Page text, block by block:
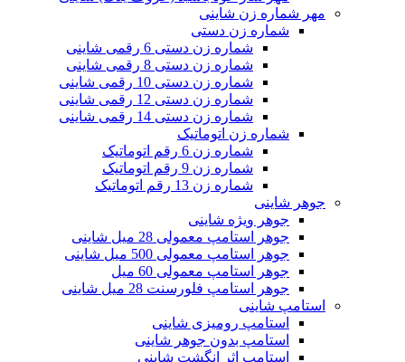
مهر شماره زن شاینی
شماره زن دستی
شماره زن دستی 6 رقمی شاینی
شماره زن دستی 8 رقمی شاینی
شماره زن دستی 10 رقمی شاینی
شماره زن دستی 12 رقمی شاینی
شماره زن دستی 14 رقمی شاینی
شماره زن اتوماتیک
شماره زن 6 رقم اتوماتیک
شماره زن 9 رقم اتوماتیک
شماره زن 13 رقم اتوماتیک
جوهر شاینی
جوهر ویژه شاینی
جوهر استامپ معمولی 28 میل شاینی
جوهر استامپ معمولی 500 میل شاینی
جوهر استامپ معمولی 60 میل
جوهر استامپ فلورسنت 28 میل شاینی
استامپ شاینی
استامپ رومیزی شاینی
استامپ بدون جوهر شاینی
استامپ اثر انگشت شاینی